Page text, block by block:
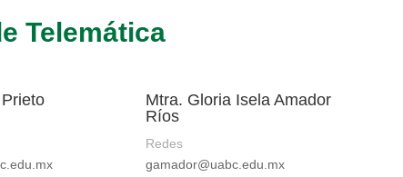
Telemática
Mtra. Gloria Isela Amador
Ríos
Redes
gamador@uabc.edu.mx